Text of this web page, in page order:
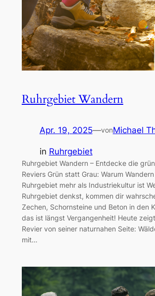
Ruhrgebiet Wandern
Apr. 19, 2025—vonMichael
in Ruhrgebiet
Ruhrgebiet Wandern – Entdecke die
Reviers Grün statt Grau: Warum Wandern
Ruhrgebiet mehr als Industriekultur ist
Ruhrgebiet denkst, kommen dir
Zechen, Schornsteine und Beton in den
das ist längst Vergangenheit! Heute
Revier von seiner naturnahen Seite:
mit…